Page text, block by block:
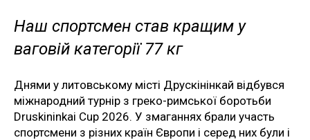
Наш спортсмен став кращим у
ваговій категорії 77 кг
Днями у литовському місті Друскінінкай відбувся
міжнародний турнір з греко-римської боротьби
Druskininkai Cup 2026. У змаганнях брали участь
спортсмени з різних країн Європи і серед них були і